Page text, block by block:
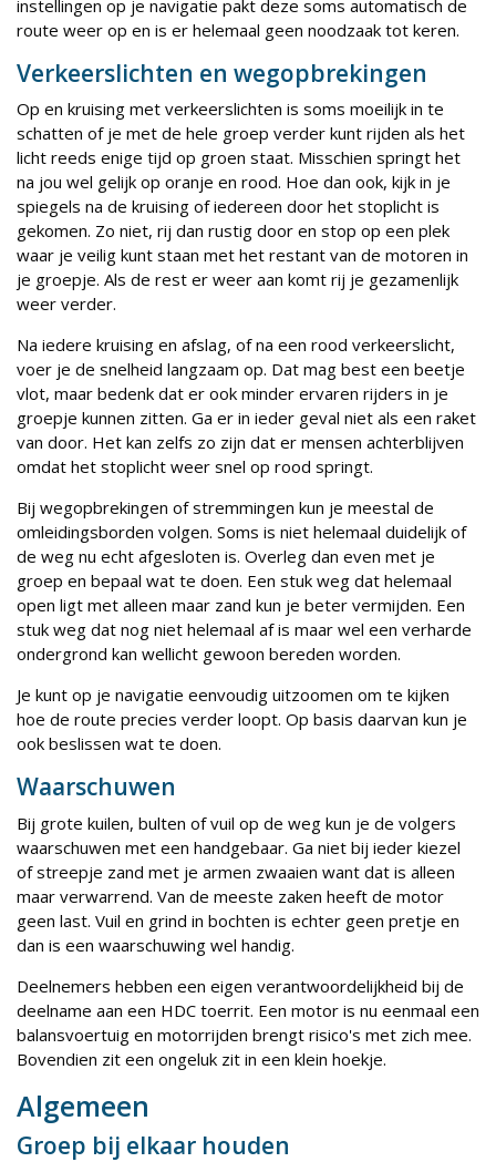
instellingen op je navigatie pakt deze soms automatisch de
route weer op en is er helemaal geen noodzaak tot keren.
Verkeerslichten en wegopbrekingen
Op en kruising met verkeerslichten is soms moeilijk in te
schatten of je met de hele groep verder kunt rijden als het
licht reeds enige tijd op groen staat. Misschien springt het
na jou wel gelijk op oranje en rood. Hoe dan ook, kijk in je
spiegels na de kruising of iedereen door het stoplicht is
gekomen. Zo niet, rij dan rustig door en stop op een plek
waar je veilig kunt staan met het restant van de motoren in
je groepje. Als de rest er weer aan komt rij je gezamenlijk
weer verder.
Na iedere kruising en afslag, of na een rood verkeerslicht,
voer je de snelheid langzaam op. Dat mag best een beetje
vlot, maar bedenk dat er ook minder ervaren rijders in je
groepje kunnen zitten. Ga er in ieder geval niet als een raket
van door. Het kan zelfs zo zijn dat er mensen achterblijven
omdat het stoplicht weer snel op rood springt.
Bij wegopbrekingen of stremmingen kun je meestal de
omleidingsborden volgen. Soms is niet helemaal duidelijk of
de weg nu echt afgesloten is. Overleg dan even met je
groep en bepaal wat te doen. Een stuk weg dat helemaal
open ligt met alleen maar zand kun je beter vermijden. Een
stuk weg dat nog niet helemaal af is maar wel een verharde
ondergrond kan wellicht gewoon bereden worden.
Je kunt op je navigatie eenvoudig uitzoomen om te kijken
hoe de route precies verder loopt. Op basis daarvan kun je
ook beslissen wat te doen.
Waarschuwen
Bij grote kuilen, bulten of vuil op de weg kun je de volgers
waarschuwen met een handgebaar. Ga niet bij ieder kiezel
of streepje zand met je armen zwaaien want dat is alleen
maar verwarrend. Van de meeste zaken heeft de motor
geen last. Vuil en grind in bochten is echter geen pretje en
dan is een waarschuwing wel handig.
Deelnemers hebben een eigen verantwoordelijkheid bij de
deelname aan een HDC toerrit. Een motor is nu eenmaal een
balansvoertuig en motorrijden brengt risico's met zich mee.
Bovendien zit een ongeluk zit in een klein hoekje.
Algemeen
Groep bij elkaar houden